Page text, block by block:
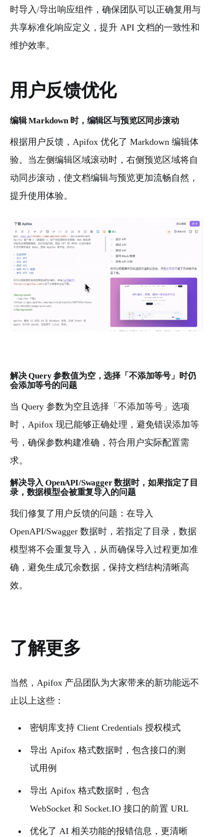
时导入/导出响应组件，确保团队可以正确复用与
共享标准化响应定义，提升 API 文档的一致性和
维护效率。
用户反馈优化
编辑 Markdown 时，编辑区与预览区同步滚动
根据用户反馈，Apifox 优化了 Markdown 编辑体
验。当左侧编辑区域滚动时，右侧预览区域将自
动同步滚动，使文档编辑与预览更加流畅自然，
提升使用体验。
解决 Query 参数值为空，选择「不添加等号」时仍
会添加等号的问题
当 Query 参数为空且选择「不添加等号」选项
时，Apifox 现已能够正确处理，避免错误添加等
号，确保参数构建准确，符合用户实际配置需
求。
解决导入 OpenAPI/Swagger 数据时，如果指定了目
录，数据模型会被重复导入的问题
我们修复了用户反馈的问题：在导入
OpenAPI/Swagger 数据时，若指定了目录，数据
模型将不会重复导入，从而确保导入过程更加准
确，避免生成冗余数据，保持文档结构清晰高
效。
了解更多
当然，Apifox 产品团队为大家带来的新功能远不
止以上这些：
密钥库支持 Client Credentials 授权模式
导出 Apifox 格式数据时，包含接口的测
试用例
导出 Apifox 格式数据时，包含
WebSocket 和 Socket.IO 接口的前置 URL
优化了 AI 相关功能的报错信息，更清晰